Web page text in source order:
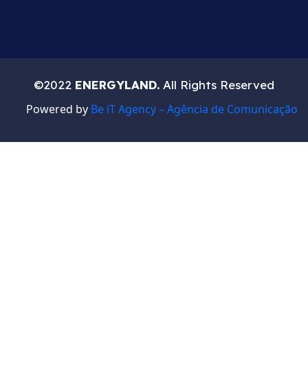
©2022 ENERGYLAND. All Rights Reserved
Powered by Be iT Agency – Agência de Comunicação